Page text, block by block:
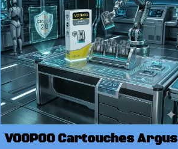
VOOPOO Cartouches Argus